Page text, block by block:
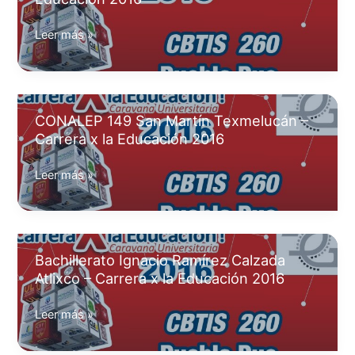
CETIS
17
Texmelucán
–
Carrera
x
la
Educación
2016
Leer más »
CONALEP 149 San Martín Texmelucán –
Carrera x la Educación 2016
CONALEP
149
San
Martín
Texmelucán
–
Carrera
x
la
Educación
Leer más »
Bachillerato Ignacio Ramírez Calzada
Atlixco – Carrera x la Educación 2016
Bachillerato
Ignacio
Ramírez
Leer más »